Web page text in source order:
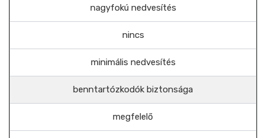
nagyfokú nedvesítés
nincs
minimális nedvesítés
benntartózkodók biztonsága
megfelelő